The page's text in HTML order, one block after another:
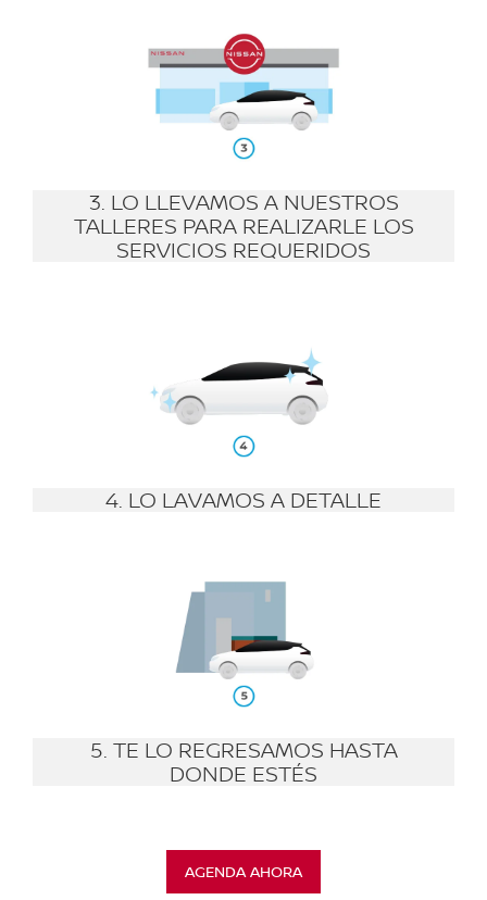
3. LO LLEVAMOS A NUESTROS
TALLERES PARA REALIZARLE LOS
SERVICIOS REQUERIDOS
4. LO LAVAMOS A DETALLE
5. TE LO REGRESAMOS HASTA
DONDE ESTÉS
AGENDA AHORA